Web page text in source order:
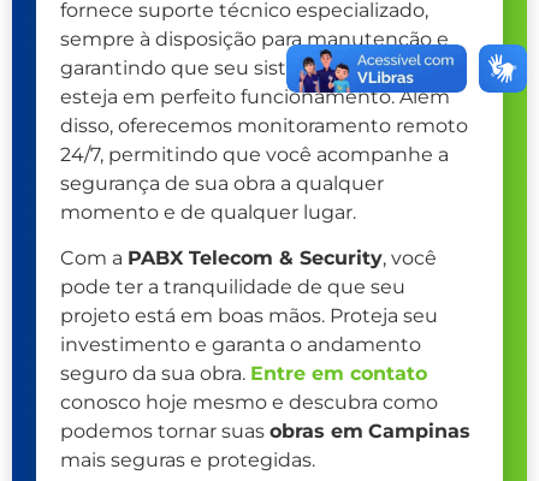
fornece suporte técnico especializado,
sempre à disposição para manutenção e
garantindo que seu sistema de segurança
esteja em perfeito funcionamento. Além
disso, oferecemos monitoramento remoto
24/7, permitindo que você acompanhe a
segurança de sua obra a qualquer
momento e de qualquer lugar.
Com a PABX Telecom & Security, você
pode ter a tranquilidade de que seu
projeto está em boas mãos. Proteja seu
investimento e garanta o andamento
seguro da sua obra. Entre em contato
conosco hoje mesmo e descubra como
podemos tornar suas obras em Campinas
mais seguras e protegidas.